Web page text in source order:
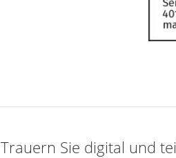
Trauern Sie digital und